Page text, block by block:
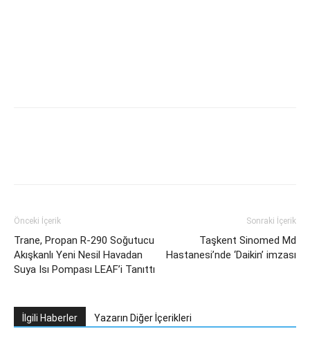
Önceki İçerik
Trane, Propan R-290 Soğutucu
Akışkanlı Yeni Nesil Havadan
Suya Isı Pompası LEAF’i Tanıttı
Sonraki İçerik
Taşkent Sinomed Md
Hastanesi’nde ‘Daikin’ imzası
İlgili Haberler Yazarın Diğer İçerikleri